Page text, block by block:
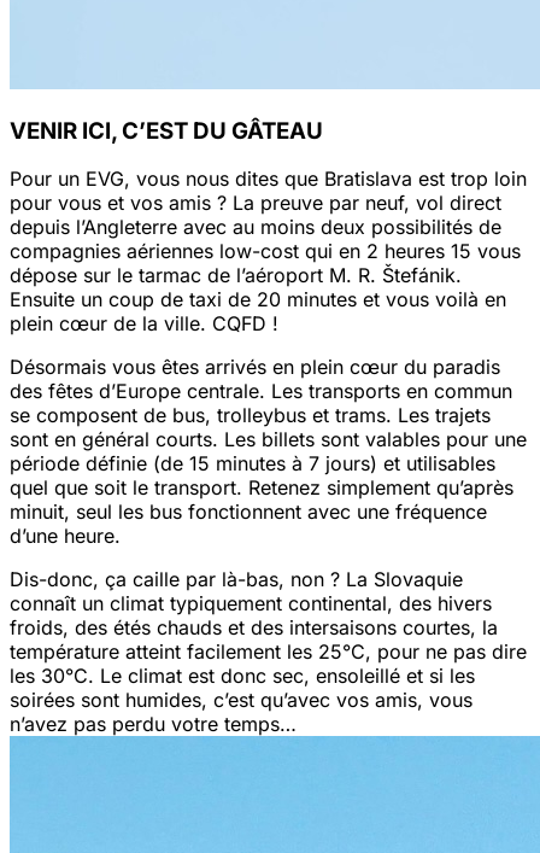
VENIR ICI, C’EST DU GÂTEAU
Pour un EVG, vous nous dites que Bratislava est trop loin
pour vous et vos amis ? La preuve par neuf, vol direct
depuis l’Angleterre avec au moins deux possibilités de
compagnies aériennes low-cost qui en 2 heures 15 vous
dépose sur le tarmac de l’aéroport M. R. Štefánik.
Ensuite un coup de taxi de 20 minutes et vous voilà en
plein cœur de la ville. CQFD !
Désormais vous êtes arrivés en plein cœur du paradis
des fêtes d’Europe centrale. Les transports en commun
se composent de bus, trolleybus et trams. Les trajets
sont en général courts. Les billets sont valables pour une
période définie (de 15 minutes à 7 jours) et utilisables
quel que soit le transport. Retenez simplement qu’après
minuit, seul les bus fonctionnent avec une fréquence
d’une heure.
Dis-donc, ça caille par là-bas, non ? La Slovaquie
connaît un climat typiquement continental, des hivers
froids, des étés chauds et des intersaisons courtes, la
température atteint facilement les 25°C, pour ne pas dire
les 30°C. Le climat est donc sec, ensoleillé et si les
soirées sont humides, c’est qu’avec vos amis, vous
n’avez pas perdu votre temps…